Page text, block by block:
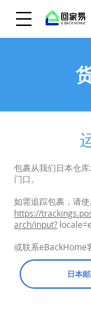
包裹从我们日本仓
门口。
如需追踪包裹，请
https://
arch/input?
或联系eBackHome
日本